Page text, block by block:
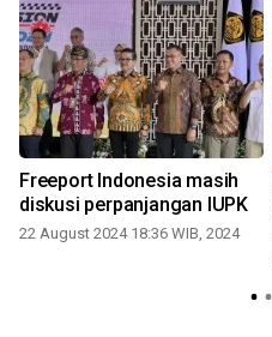
Freeport Indonesia masih
diskusi perpanjangan IUPK
22 August 2024 18:36 WIB, 2024